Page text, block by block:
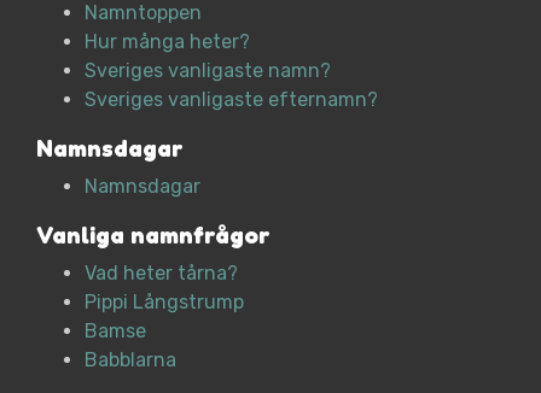
Namntoppen
Hur många heter?
Sveriges vanligaste namn?
Sveriges vanligaste efternamn?
Namnsdagar
Namnsdagar
Vanliga namnfrågor
Vad heter tårna?
Pippi Långstrump
Bamse
Babblarna